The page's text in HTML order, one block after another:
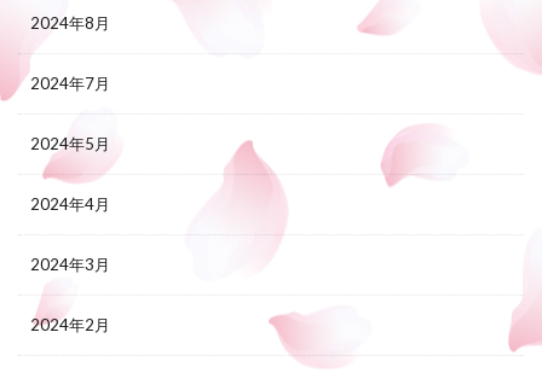
2024年8月
2024年7月
2024年5月
2024年4月
2024年3月
2024年2月